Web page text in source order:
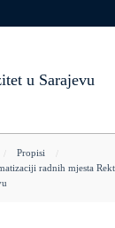
u Sarajevu
Propisi
radnih mjesta